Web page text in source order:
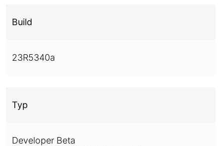
Build
23R5340a
Typ
Developer Beta